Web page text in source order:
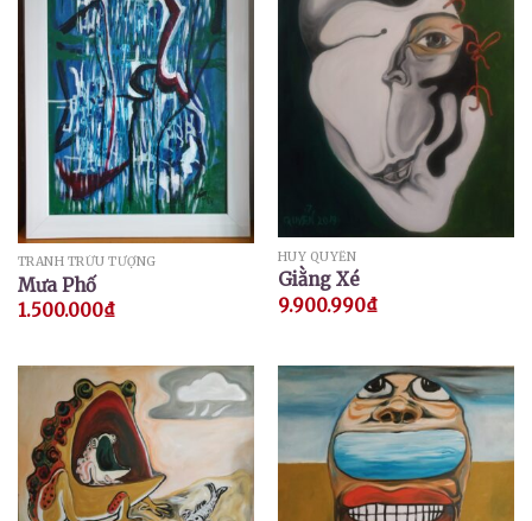
TRANH TRỪU TƯỢNG
Mưa Phố
1.500.000₫
HUY QUYỂN
Giằng Xé
9.900.990₫